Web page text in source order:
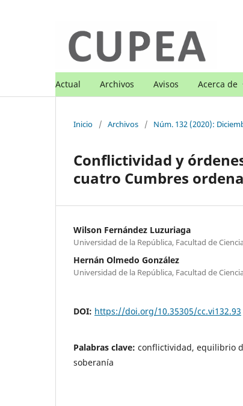
Actual Archivos Avisos Acerca de
Inicio / Archivos / Núm. 132 (2020):
Conflictividad y
cuatro Cumbres
Wilson Fernández Luzuriaga
Universidad de la República, Facultad de
Hernán Olmedo González
Universidad de la República, Facultad de
DOI: https://doi.org/10.35305/cc.vi132.93
Palabras clave: conflictividad, equilibrio
soberanía